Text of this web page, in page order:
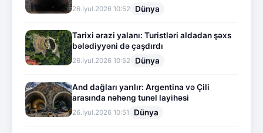
26.İyul.2026 10:52 Dünya
Tarixi ərazi yalanı: Turistləri aldadan şəxs
bələdiyyəni də çaşdırdı
26.İyul.2026 10:52 Dünya
And dağları yarılır: Argentina və Çili
arasında nəhəng tunel layihəsi
26.İyul.2026 10:51 Dünya